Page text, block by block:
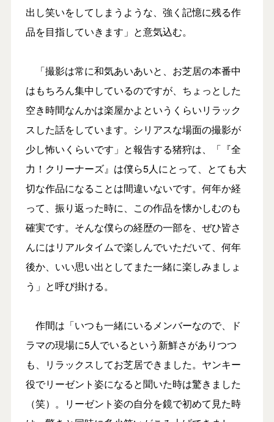
出し笑いをしてしまうような、強く記憶に残る作
品を目指していきます」と意気込む。
「撮影は常に和気あいあいと、お芝居の本番中
はもちろん集中しているのですが、ちょっとした
空き時間なんかは楽屋かよというくらいリラック
スした話をしています。シリアスな場面の撮影が
少し怖いくらいです」と報告する猪狩は、「『全
力！クリーナーズ』は僕ら5人にとって、とても大
切な作品になることは間違いないです。何年か経
って、振り返った時に、この作品を懐かしむのも
確実です。そんな僕らの経歴の一部を、ぜひ皆さ
んにはリアルタイムで楽しんでいただいて、何年
後か、いい思い出としてまた一緒に楽しみましょ
う」と呼び掛ける。
作間は「いつも一緒にいるメンバーなので、ド
ラマの現場に5人でいるという新鮮さがありつつ
も、リラックスしてお芝居できました。ヤンキー
役でリーゼント姿になると聞いた時は驚きました
（笑）。リーゼント姿の自分を鏡で初めて見た時